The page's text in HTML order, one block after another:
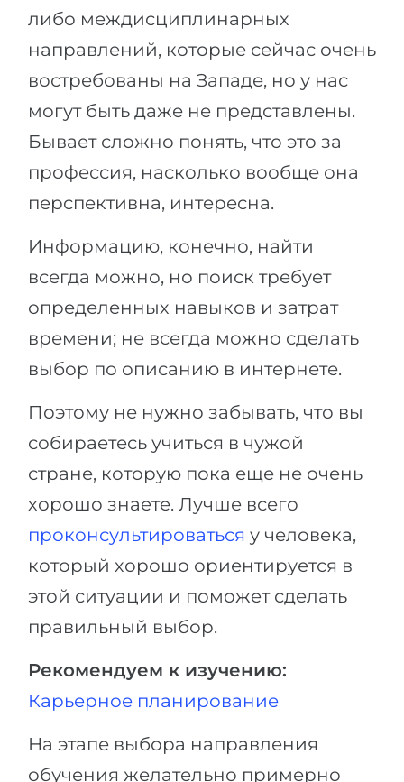
либо междисциплинарных
направлений, которые сейчас очень
востребованы на Западе, но у нас
могут быть даже не представлены.
Бывает сложно понять, что это за
профессия, насколько вообще она
перспективна, интересна.
Информацию, конечно, найти
всегда можно, но поиск требует
определенных навыков и затрат
времени; не всегда можно сделать
выбор по описанию в интернете.
Поэтому не нужно забывать, что вы
собираетесь учиться в чужой
стране, которую пока еще не очень
хорошо знаете. Лучше всего
проконсультироваться у человека,
который хорошо ориентируется в
этой ситуации и поможет сделать
правильный выбор.
Рекомендуем к изучению:
Карьерное планирование
На этапе выбора направления
обучения желательно примерно